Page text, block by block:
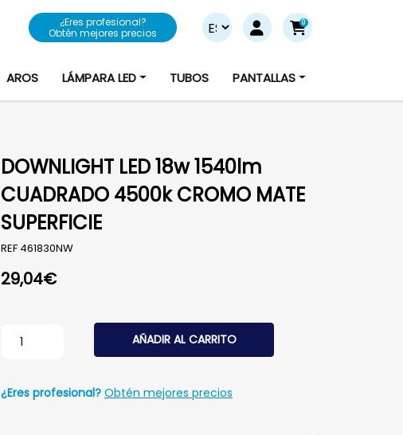
¿Eres profesional?
Obtén mejores precios
0
AROS LÁMPARA LED TUBOS PANTALLAS
DOWNLIGHT LED 18w 1540lm
CUADRADO 4500k CROMO MATE
SUPERFICIE
REF 461830NW
29,04€
DOWNLIGHT LED 18w 1540lm CUADRADO 4500k CROMO MATE
AÑADIR AL CARRITO
¿Eres profesional? Obtén mejores precios